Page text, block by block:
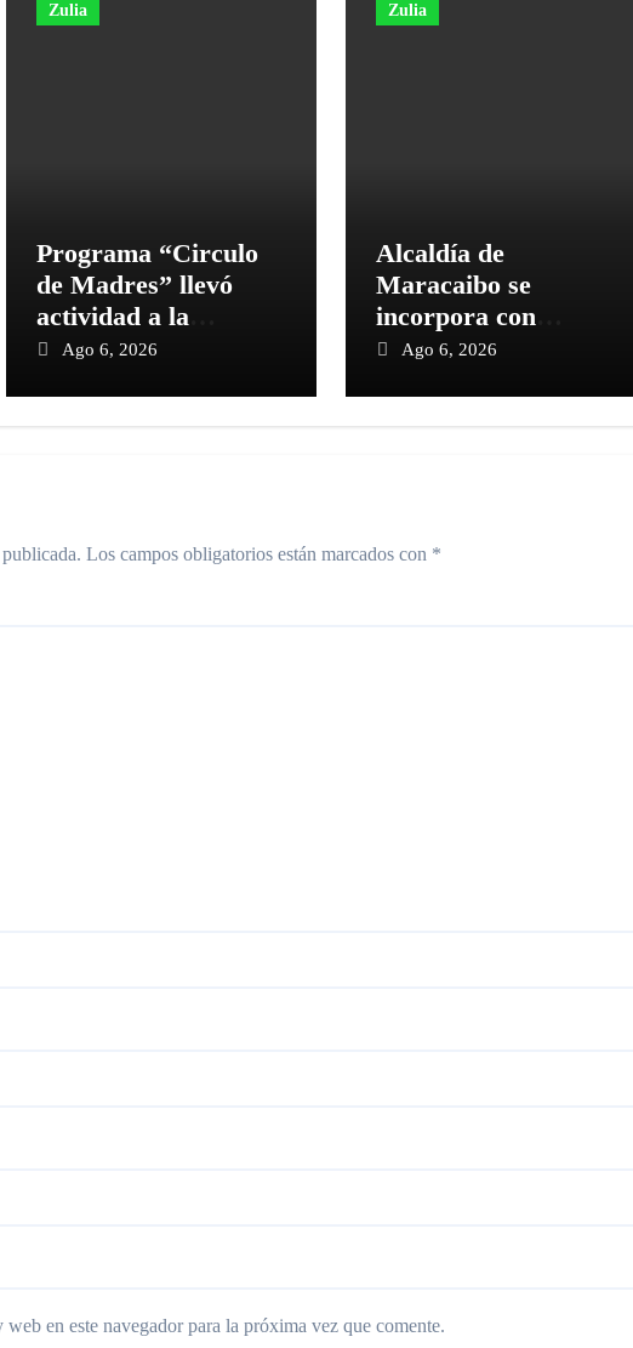
Zulia
Programa “Circulo
de Madres” llevó
actividad a la
parroquia Venancio
Ago 6, 2026
Zulia
Alcaldía de
Maracaibo se
incorpora con
Ministerio de Salud
Ago 6, 2026
Los campos obligatorios están marcados con *
en este navegador para la próxima vez que comente.